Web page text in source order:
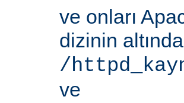
ve onları
dizinin altında
/
ve